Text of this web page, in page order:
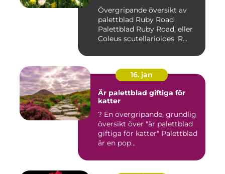
Övergripande översikt av
palettblad Ruby Road
Palettblad Ruby Road, eller
Coleus scutellarioides 'R...
16. jan
Är palettblad giftiga för
katter
? En övergripande, grundlig
översikt över "är palettblad
giftiga för katter" Palettblad
är en pop...